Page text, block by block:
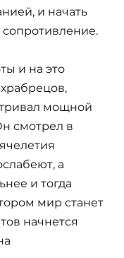
и начать
и на это
мощной
смотрел в
а
и тогда
мир станет
начнется